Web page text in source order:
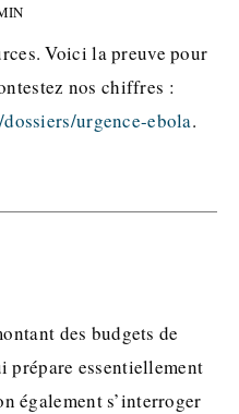
Voici la preuve pour
nos chiffres :
urgence-ebola.
des budgets de
prépare essentiellement
également s’interroger